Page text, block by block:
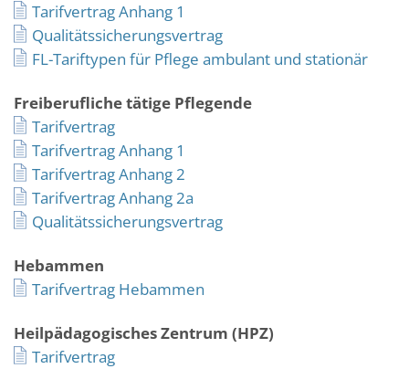
Tarifvertrag Anhang 1
Qualitätssicherungsvertrag
FL-Tariftypen für Pflege ambulant und stationär
Freiberufliche tätige Pflegende
Tarifvertrag
Tarifvertrag Anhang 1
Tarifvertrag Anhang 2
Tarifvertrag Anhang 2a
Qualitätssicherungsvertrag
Hebammen
Tarifvertrag Hebammen
Heilpädagogisches Zentrum (HPZ)
Tarifvertrag